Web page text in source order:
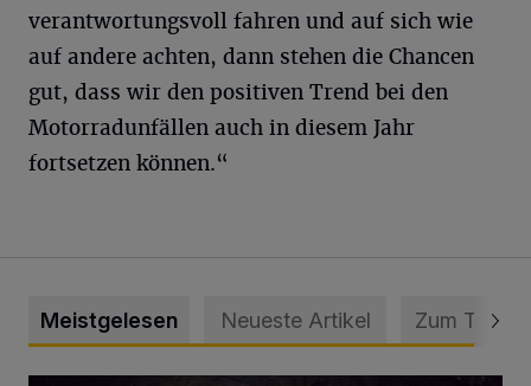
verantwortungsvoll fahren und auf sich wie
auf andere achten, dann stehen die Chancen
gut, dass wir den positiven Trend bei den
Motorradunfällen auch in diesem Jahr
fortsetzen können.“
Meistgelesen Neueste Artikel Zum Thema